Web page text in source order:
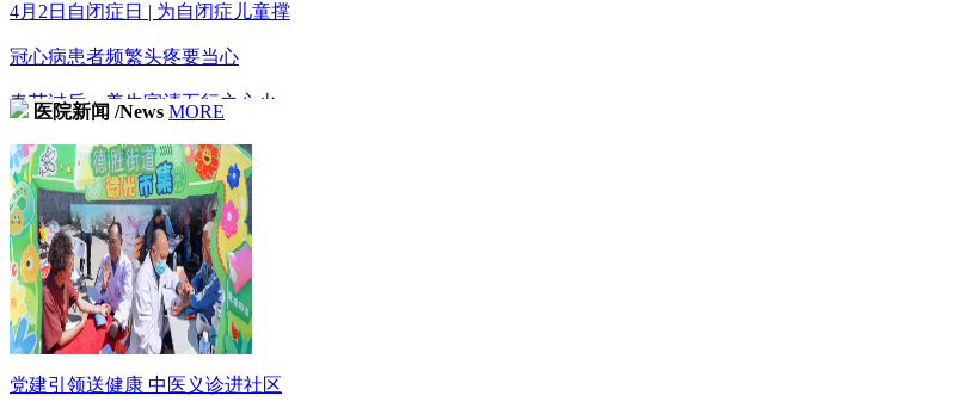
国医传承
4月2日自闭症日 | 为自闭症儿童撑
冠心病患者频繁头疼要当心
春节过后，养生宜清五行之心火
什么是亚健康?亚健康不是病，不调
男人冬季更应养肾 推荐中医固肾养
莫把淋巴瘤当感冒 淋巴瘤早期有4大
冬季干燥综合征来袭，你的身体要小
厚德而博学的国医传承者——温吉焕
国医大师唐祖宣—30年的奔走只为中
医院新闻 /News MORE
党建引领送健康 中医义诊进社区